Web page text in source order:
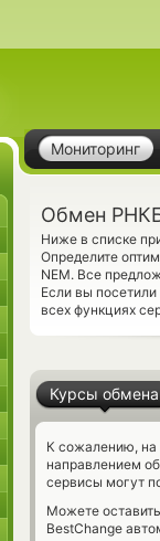
Мониторинг
Обмен
Ниже в списке
Определите
NEM. Все
Если вы
всех функциях
Курсы обмена
К сожалению, на
направлением
сервисы могут
Можете
BestChange